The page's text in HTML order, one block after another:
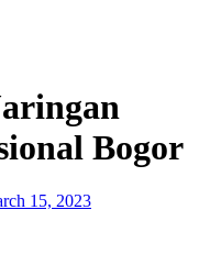
Bogor
15, 2023